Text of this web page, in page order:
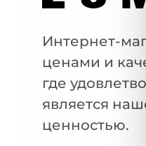
Интернет-
ценами и
где
является
ценностью.